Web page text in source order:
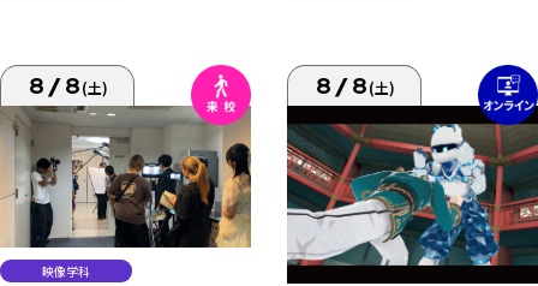
8/8(土)
映像学科
8/8(土)